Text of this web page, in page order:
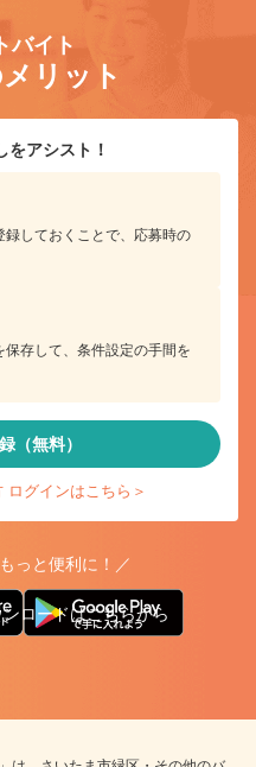
バイト
リット
をアシスト！
しておくことで、応募時の
存して、条件設定の手間を
（無料）
ログインはこちら＞
っと便利に！／
ロードはこちらから